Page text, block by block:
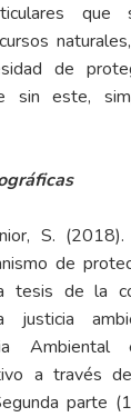
que
de
sin este,
S.
de
tesis de la
justicia
Ambiental
a través
parte